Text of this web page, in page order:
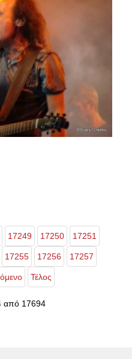
17249 17250 17251
17255 17256 17257
Τέλος
από 17694